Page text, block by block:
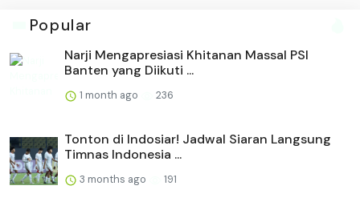
Popular
Narji Mengapresiasi Khitanan Massal PSI
Banten yang Diikuti ...
1 month ago 236
Tonton di Indosiar! Jadwal Siaran Langsung
Timnas Indonesia ...
3 months ago 191